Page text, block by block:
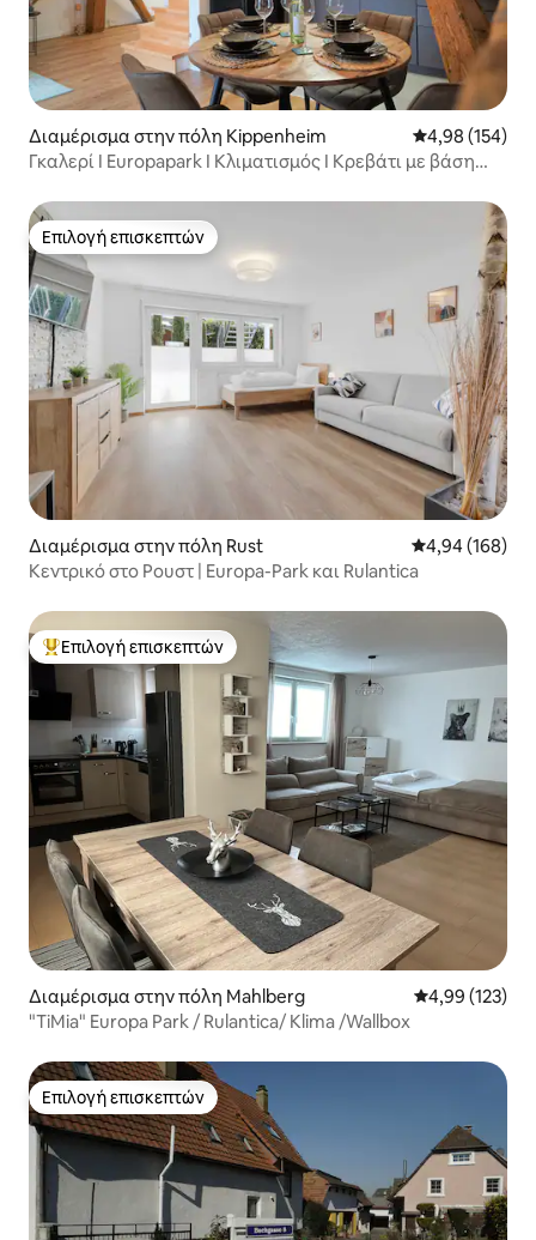
Διαμέρισμα στην πόλη Kippenheim Μέση
4,98 (154)
Γκαλερί I Europapark I Κλιματισμός I Κρεβάτι με βάση
Επιλογή επισκεπτών
Επιλογή επισκεπτών
Διαμέρισμα στην πόλη Rust Μέση
4,94 (168)
Κεντρικό στο Ρουστ | Europa-Park και Rulantica
Κορυφαία επιλογή επισκεπτών
Επιλογή επισκεπτών
Διαμέρισμα στην πόλη Mahlberg Μέση
4,99 (123)
"TiMia" Europa Park / Rulantica/ Klima /Wallbox
Επιλογή επισκεπτών
Επιλογή επισκεπτών